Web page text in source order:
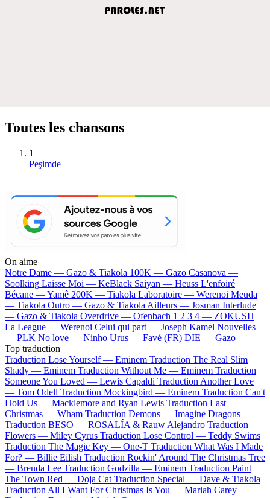
Toutes les chansons
1
Peşimde
On aime
Notre Dame — Gazo & Tiakola 100K — Gazo Casanova —
Soolking Laisse Moi — KeBlack Saiyan — Heuss L'enfoiré
Bécane —Yamê 200K — Tiakola Laboratoire — Werenoi Meuda
— Tiakola Outro — Gazo & Tiakola Ailleurs — Josman Interlude
— Gazo & Tiakola Overdrive — Ofenbach 1 2 3 4 — ZOKUSH
La League — Werenoi Celui qui part — Joseph Kamel Nouvelles
— PLK No love — Ninho Urus — Favé (FR) DIE — Gazo
Top traduction
Traduction Lose Yourself — Eminem Traduction The Real Slim
Shady — Eminem Traduction Without Me — Eminem Traduction
Someone You Loved — Lewis Capaldi Traduction Another Love
— Tom Odell Traduction Mockingbird — Eminem Traduction Can't
Hold Us — Macklemore and Ryan Lewis Traduction Last
Christmas — Wham Traduction Demons — Imagine Dragons
Traduction BESO — ROSALÍA & Rauw Alejandro Traduction
Flowers — Miley Cyrus Traduction Lose Control — Teddy Swims
Traduction The Magic Key — One-T Traduction What Was I Made
For? — Billie Eilish Traduction Rockin' Around The Christmas Tree
— Brenda Lee Traduction Godzilla — Eminem Traduction Paint
The Town Red — Doja Cat Traduction Special — Dave & Tiakola
Traduction All I Want For Christmas Is You — Mariah Carey